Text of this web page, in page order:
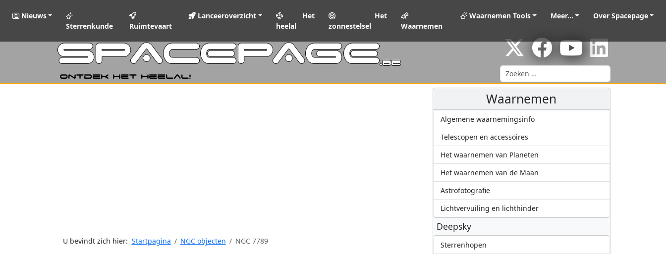
Nieuws
Sterrenkunde
Ruimtevaart
Lanceeroverzicht
Het
heelal
Het
zonnestelsel
Waarnemen
Waarnemen Tools Meer... Over Spacepage
SPACEPAGE.be
Ontdek het heelal!
Zoeken
U bevindt zich hier: Startpagina NGC objecten NGC 7789
Waarnemen
Algemene waarnemingsinfo
Telescopen en accessoires
Het waarnemen van Planeten
Het waarnemen van de Maan
Astrofotografie
Lichtvervuiling en lichthinder
Deepsky
Sterrenhopen